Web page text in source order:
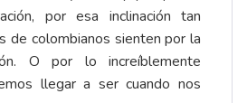
por esa inclinación tan
de colombianos sienten por la
O por lo increíblemente
llegar a ser cuando nos